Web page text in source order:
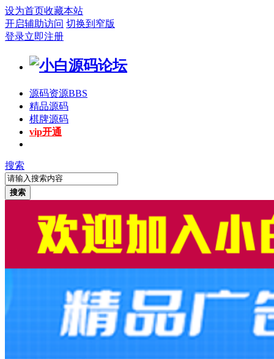
设为首页收藏本站
开启辅助访问 切换到窄版
登录立即注册
源码资源BBS
精品源码
棋牌源码
vip开通
搜索
搜索